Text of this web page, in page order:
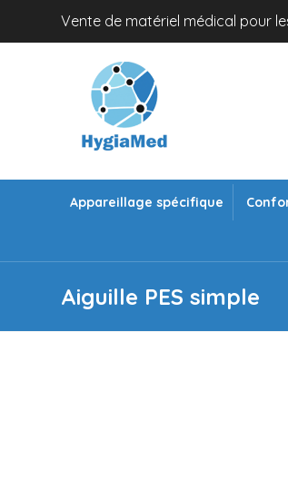
Vente de matériel médical pour
Appareillage spécifique
Aiguille PES simple